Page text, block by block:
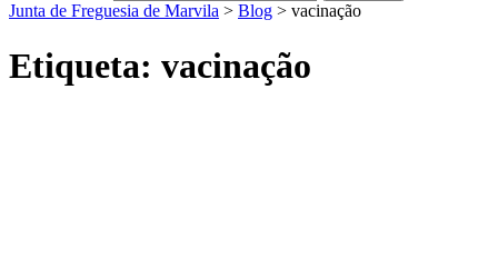
Junta de Freguesia de Marvila > Blog > vacinação
Etiqueta: vacinação